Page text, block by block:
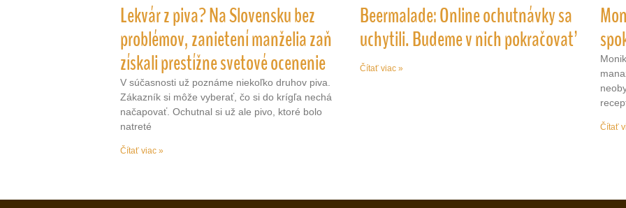
Lekvár z piva? Na Slovensku bez
problémov, zanietení manželia zaň
získali prestížne svetové ocenenie
V súčasnosti už poznáme niekoľko druhov piva.
Zákazník si môže vyberať, čo si do krígľa nechá
načapovať. Ochutnal si už ale pivo, ktoré bolo
natreté
Čítať viac »
Beermalade: Online ochutnávky sa
uchytili. Budeme v nich pokračovať
Čítať viac »
Čítať